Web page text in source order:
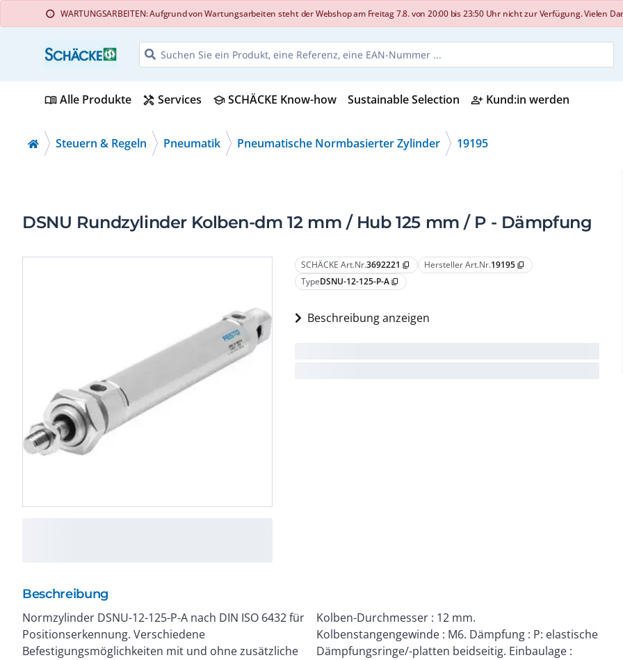
info WARTUNGSARBEITEN: Aufgrund von Wartungsarbeiten steht der Webshop am Freitag 7.8. von 20:00 bis 23:50 Uhr nicht zur Verfügung. Vielen
menu_bookAlle Produkte handyman Services schoolSCHÄCKE Know-how Sustainable Selection person_add_alt Kund:in werden
Steuern & Regeln Pneumatik Pneumatische Normbasierter Zylinder 19195
DSNU Rundzylinder Kolben-dm 12 mm / Hub 125 mm / P - Dämpfung
SCHÄCKE Art.Nr.3692221 content_copy Hersteller Art.Nr.19195 content_copy
TypeDSNU-12-125-P-A content_copy
Beschreibung anzeigen
Beschreibung
Normzylinder DSNU-12-125-P-A nach DIN ISO 6432 für
Positionserkennung. Verschiedene
Befestigungsmöglichkeiten mit und ohne zusätzliche
Kolben-Durchmesser : 12 mm.
Kolbenstangengewinde : M6. Dämpfung : P: elastische
Dämpfungsringe/-platten beidseitig. Einbaulage :